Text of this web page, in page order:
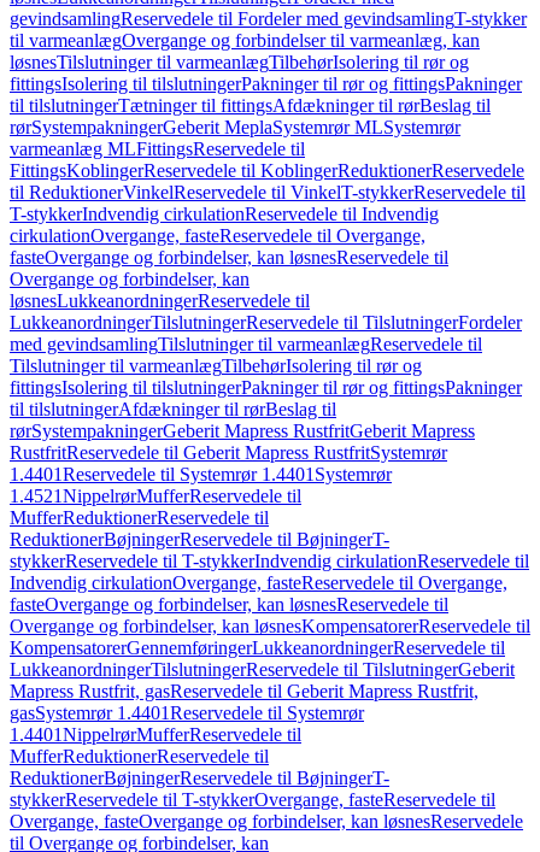
gevindsamlingReservedele til Fordeler med gevindsamlingT-stykker
til varmeanlægOvergange og forbindelser til varmeanlæg, kan
løsnesTilslutninger til varmeanlægTilbehørIsolering til rør og
fittingsIsolering til tilslutningerPakninger til rør og fittingsPakninger
til tilslutningerTætninger til fittingsAfdækninger til rørBeslag til
rørSystempakningerGeberit MeplaSystemrør MLSystemrør
varmeanlæg MLFittingsReservedele til
FittingsKoblingerReservedele til KoblingerReduktionerReservedele
til ReduktionerVinkelReservedele til VinkelT-stykkerReservedele til
T-stykkerIndvendig cirkulationReservedele til Indvendig
cirkulationOvergange, fasteReservedele til Overgange,
fasteOvergange og forbindelser, kan løsnesReservedele til
Overgange og forbindelser, kan
løsnesLukkeanordningerReservedele til
LukkeanordningerTilslutningerReservedele til TilslutningerFordeler
med gevindsamlingTilslutninger til varmeanlægReservedele til
Tilslutninger til varmeanlægTilbehørIsolering til rør og
fittingsIsolering til tilslutningerPakninger til rør og fittingsPakninger
til tilslutningerAfdækninger til rørBeslag til
rørSystempakningerGeberit Mapress RustfritGeberit Mapress
RustfritReservedele til Geberit Mapress RustfritSystemrør
1.4401Reservedele til Systemrør 1.4401 Systemrør
1.4521NippelrørMufferReservedele til
MufferReduktionerReservedele til
ReduktionerBøjningerReservedele til BøjningerT-
stykkerReservedele til T-stykkerIndvendig cirkulationReservedele til
Indvendig cirkulationOvergange, fasteReservedele til Overgange,
fasteOvergange og forbindelser, kan løsnesReservedele til
Overgange og forbindelser, kan løsnesKompensatorerReservedele til
KompensatorerGennemføringerLukkeanordningerReservedele til
LukkeanordningerTilslutningerReservedele til TilslutningerGeberit
Mapress Rustfrit, gasReservedele til Geberit Mapress Rustfrit,
gasSystemrør 1.4401Reservedele til Systemrør
1.4401NippelrørMufferReservedele til
MufferReduktionerReservedele til
ReduktionerBøjningerReservedele til BøjningerT-
stykkerReservedele til T-stykkerOvergange, fasteReservedele til
Overgange, fasteOvergange og forbindelser, kan løsnesReservedele
til Overgange og forbindelser, kan